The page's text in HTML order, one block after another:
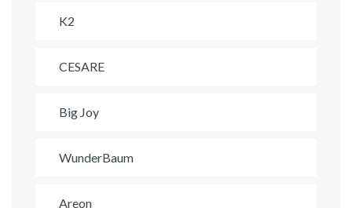
K2
CESARE
Big Joy
WunderBaum
Areon